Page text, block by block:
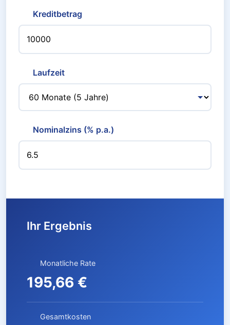
Kreditbetrag
Laufzeit
Nominalzins (% p.a.)
Ihr Ergebnis
Monatliche Rate
195,66 €
Gesamtkosten